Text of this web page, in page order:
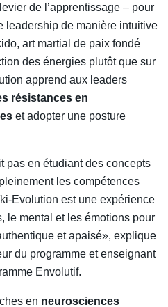
de l’apprentissage – pour
leadership de manière intuitive
art martial de paix fondé
des énergies plutôt que sur
apprend aux leaders
résistances en
et adopter une posture
pas en étudiant des concepts
les compétences
Evolution est une expérience
le mental et les émotions pour
et apaisé», explique
du programme et enseignant
Envolutif.
en neurosciences